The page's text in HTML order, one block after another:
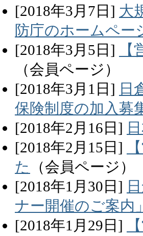
[2018年3月 7 日] 大
防庁のホームペー
[2018年3月 5 日]
（会員ページ）
[2018年3月 1 日] 日
保険制度の加入募
[2018年2 月 16 日]
[2018年2 月 15 日]
た
（会員ページ）
[2018年1 月 30 日]
ナー開催のご案内
[2018年1 月 29 日]